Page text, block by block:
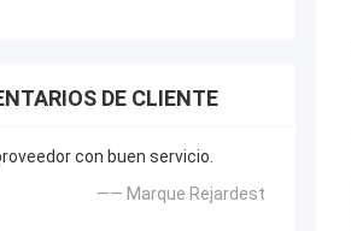
DE CLIENTE
con buen servicio.
—— Marque Rejardest